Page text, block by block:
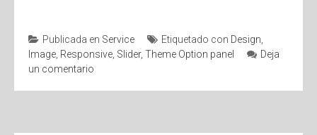
Publicada en Service Etiquetado con Design
Image Responsive Slider, Theme Option panel
Deja
un comentario